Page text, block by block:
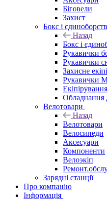
Біговели
Захист
Бокс і
Назад
Бокс і
Рукавички
Рукавички
Захисне
Рукавички
Обладнання
Велотовари
Назад
Велотовари
Велосипеди
Аксесуари
Компоненти
Велоэкіп
Зарядні станції
Про компанію
Інформація